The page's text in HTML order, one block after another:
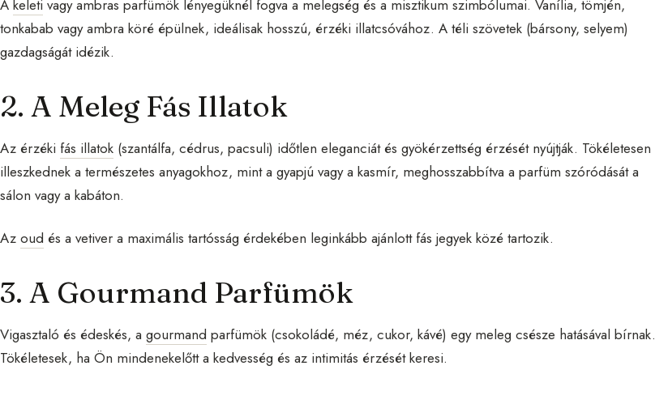
A keleti vagy ambras parfümök lényegüknél fogva a melegség és a misztikum szimbólumai. Vanília, tömjén,
tonkabab vagy ambra köré épülnek, ideálisak hosszú, érzéki illatcsóvához. A téli szövetek (bársony, selyem)
gazdagságát idézik.
2. A Meleg Fás Illatok
Az érzéki fás illatok (szantálfa, cédrus, pacsuli) időtlen eleganciát és gyökérzettség érzését nyújtják. Tökéletesen
illeszkednek a természetes anyagokhoz, mint a gyapjú vagy a kasmír, meghosszabbítva a parfüm szóródását a
sálon vagy a kabáton.
Az oud és a vetiver a maximális tartósság érdekében leginkább ajánlott fás jegyek közé tartozik.
3. A Gourmand Parfümök
Vigasztaló és édeskés, a gourmand parfümök (csokoládé, méz, cukor, kávé) egy meleg csésze hatásával bírnak.
Tökéletesek, ha Ön mindenekelőtt a kedvesség és az intimitás érzését keresi.